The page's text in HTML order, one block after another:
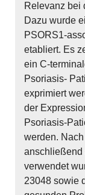
Relevanz bei
Dazu wurde
PSORS1-
etabliert. Es
ein C-
Psoriasis-
exprimiert
der
Psoriasis-
werden.
anschließend
verwendet
23048 sowie